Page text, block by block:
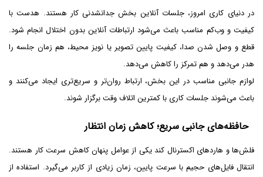
در دنیای کاری امروز، جلسات آنلاین بخش جدانشدنی کار هستند. هدست با
کیفیت و وب‌کم مناسب باعث می‌شود ارتباطات آنلاین بدون اختلال انجام شود.
قطع و وصل شدن صدا، کیفیت پایین تصویر یا نویز محیط، هم زمان جلسه را
هدر می‌دهد و هم تمرکز را کاهش می‌دهد.
لوازم جانبی مناسب در این بخش، ارتباط روان‌تر و سریع‌تری ایجاد می‌کنند و
باعث می‌شوند جلسات کاری با کمترین اتلاف وقت برگزار شوند.
حافظه‌های جانبی سریع؛ کاهش زمان انتظار
فلش‌ها و هاردهای اکسترنال کند یکی از عوامل پنهان کاهش سرعت کار هستند.
انتقال فایل‌های حجیم با سرعت پایین، زمان زیادی از کاربر می‌گیرد. استفاده از